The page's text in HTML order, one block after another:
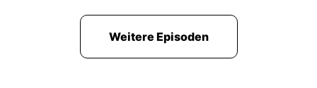
Weitere Episoden